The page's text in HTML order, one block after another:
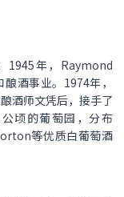
1945年，Raymond
酒事业。1974年，
酒师文凭后，接手了
顷的葡萄园，分布
等优质白葡萄酒